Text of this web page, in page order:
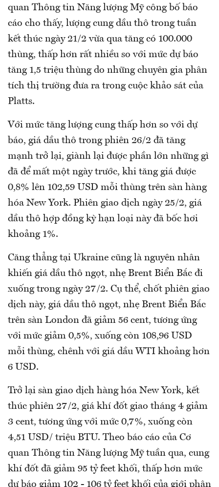
quan Thông tin Năng lượng Mỹ công bố báo
cáo cho thấy, lượng cung dầu thô trong tuần
kết thúc ngày 21/2 vừa qua tăng có 100.000
thùng, thấp hơn rất nhiều so với mức dự báo
tăng 1,5 triệu thùng do những chuyên gia phân
tích thị trường đưa ra trong cuộc khảo sát của
Platts.
Với mức tăng lượng cung thấp hơn so với dự
báo, giá dầu thô trong phiên 26/2 đã tăng
mạnh trở lại, giành lại được phần lớn những gì
đã để mất một ngày trước, khi tăng giá được
0,8% lên 102,59 USD mỗi thùng trên sàn hàng
hóa New York. Phiên giao dịch ngày 25/2, giá
dầu thô hợp đồng kỳ hạn loại này đã bốc hơi
khoảng 1%.
Căng thẳng tại Ukraine cũng là nguyên nhân
khiến giá dầu thô ngọt, nhẹ Brent Biển Bắc đi
xuống trong ngày 27/2. Cụ thể, chốt phiên giao
dịch này, giá dầu thô ngọt, nhẹ Brent Biển Bắc
trên sàn London đã giảm 56 cent, tương ứng
với mức giảm 0,5%, xuống còn 108,96 USD
mỗi thùng, chênh với giá dầu WTI khoảng hơn
6 USD.
Trở lại sàn giao dịch hàng hóa New York, kết
thúc phiên 27/2, giá khí đốt giao tháng 4 giảm
3 cent, tương ứng với mức 0,7%, xuống còn
4,51 USD/ triệu BTU. Theo báo cáo của Cơ
quan Thông tin Năng lượng Mỹ tuần qua, cung
khí đốt đã giảm 95 tỷ feet khối, thấp hơn mức
dự báo giảm 102 - 106 tỷ feet khối của giới phân